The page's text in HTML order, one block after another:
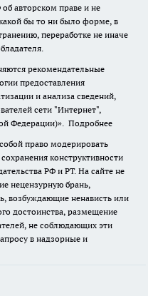
авторском праве и не
бы то ни было форме, в
переработке не иначе
рекомендательные
предоставления
и анализа сведений,
сети "Интернет",
Федерации)». Подробнее
право модерировать
конструктивности
РФ и РТ. На сайте не
нецензурную брань,
возбуждающие ненависть или
достоинства, размещение
не соблюдающих эти
в надзорные и